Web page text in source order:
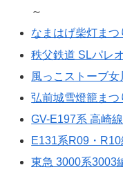
～
なまはげ柴灯まつ
秩父鉄道 SLパレ
風っこストーブ女
弘前城雪燈籠まつ
GV-E197系 高崎
E131系R09・
東急 3000系3003